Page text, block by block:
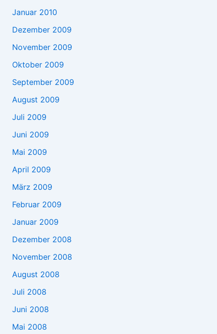
Januar 2010
Dezember 2009
November 2009
Oktober 2009
September 2009
August 2009
Juli 2009
Juni 2009
Mai 2009
April 2009
März 2009
Februar 2009
Januar 2009
Dezember 2008
November 2008
August 2008
Juli 2008
Juni 2008
Mai 2008